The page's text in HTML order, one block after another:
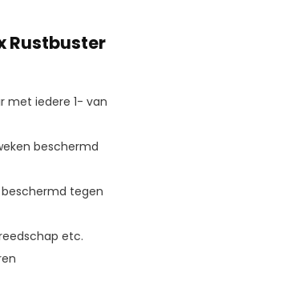
Rustbuster
met iedere 1- van
beschermd
tegen
etc.